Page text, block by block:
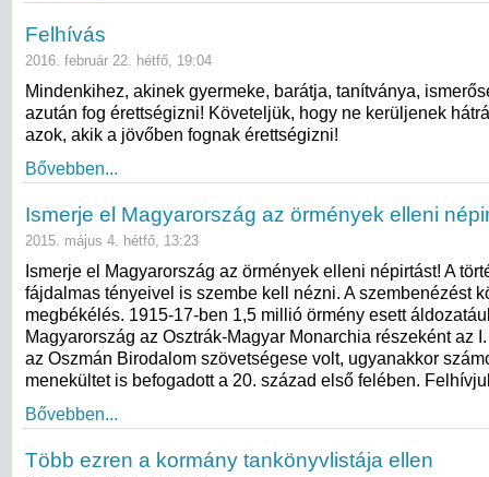
Felhívás
2016. február 22. hétfő, 19:04
Mindenkihez, akinek gyermeke, barátja, tanítványa,
azután fog érettségizni! Követeljük, hogy ne kerüljenek
azok, akik a jövőben fognak érettségizni!
Bővebben...
Ismerje el Magyarország az örmények elleni
2015. május 4. hétfő, 13:23
Ismerje el Magyarország az örmények elleni népirtást! A
fájdalmas tényeivel is szembe kell nézni. A szembenézést
megbékélés. 1915-17-ben 1,5 millió örmény esett
Magyarország az Osztrák-Magyar Monarchia részeként az
az Oszmán Birodalom szövetségese volt, ugyanakkor
menekültet is befogadott a 20. század első felében.
Bővebben...
Több ezren a kormány tankönyvlistája ellen